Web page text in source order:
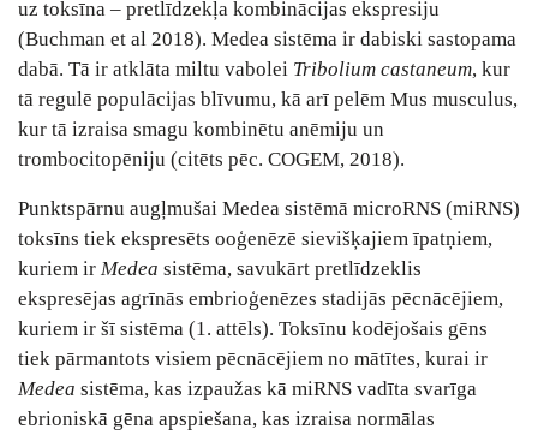
uz toksīna – pretlīdzekļa kombinācijas ekspresiju
(Buchman et al 2018). Medea sistēma ir dabiski sastopama
dabā. Tā ir atklāta miltu vabolei Tribolium castaneum, kur
tā regulē populācijas blīvumu, kā arī pelēm Mus musculus,
kur tā izraisa smagu kombinētu anēmiju un
trombocitopēniju (citēts pēc. COGEM, 2018).
Punktspārnu augļmušai Medea sistēmā microRNS (miRNS)
toksīns tiek ekspresēts ooģenēzē sievišķajiem īpatņiem,
kuriem ir Medea sistēma, savukārt pretlīdzeklis
ekspresējas agrīnās embrioģenēzes stadijās pēcnācējiem,
kuriem ir šī sistēma (1. attēls). Toksīnu kodējošais gēns
tiek pārmantots visiem pēcnācējiem no mātītes, kurai ir
Medea sistēma, kas izpaužas kā miRNS vadīta svarīga
ebrioniskā gēna apspiešana, kas izraisa normālas